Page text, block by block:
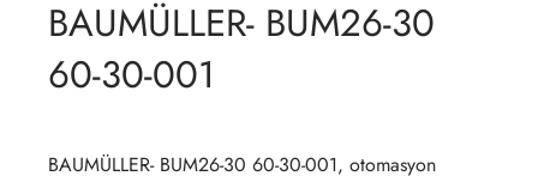
BAUMÜLLER- BUM26-30
60-30-001
BAUMÜLLER- BUM26-30 60-30-001, otomasyon